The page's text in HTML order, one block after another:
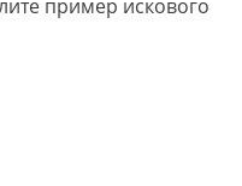
пример искового